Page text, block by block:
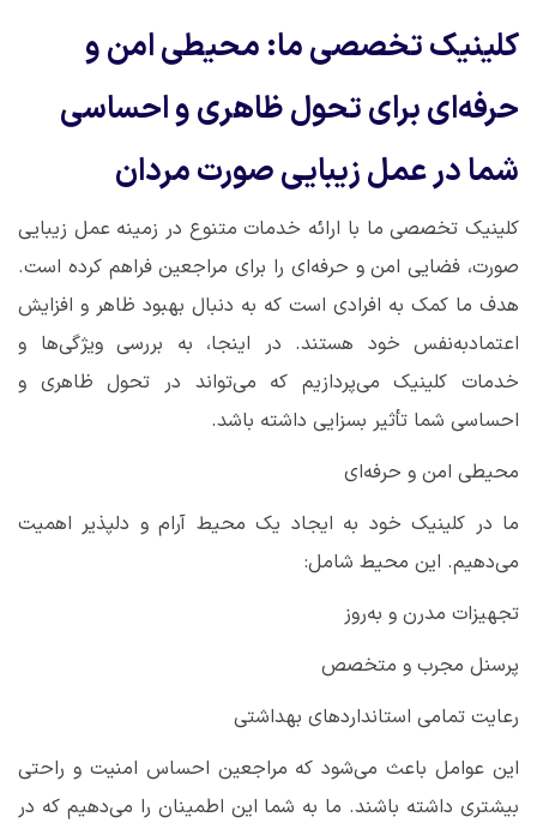
کلینیک تخصصی ما: محیطی امن و
حرفه‌ای برای تحول ظاهری و احساسی
شما در عمل زیبایی صورت مردان
کلینیک تخصصی ما با ارائه خدمات متنوع در زمینه عمل زیبایی
صورت، فضایی امن و حرفه‌ای را برای مراجعین فراهم کرده است.
هدف ما کمک به افرادی است که به دنبال بهبود ظاهر و افزایش
اعتمادبه‌نفس خود هستند. در اینجا، به بررسی ویژگی‌ها و
خدمات کلینیک می‌پردازیم که می‌تواند در تحول ظاهری و
احساسی شما تأثیر بسزایی داشته باشد.
محیطی امن و حرفه‌ای
ما در کلینیک خود به ایجاد یک محیط آرام و دلپذیر اهمیت
می‌دهیم. این محیط شامل:
تجهیزات مدرن و به‌روز
پرسنل مجرب و متخصص
رعایت تمامی استانداردهای بهداشتی
این عوامل باعث می‌شود که مراجعین احساس امنیت و راحتی
بیشتری داشته باشند. ما به شما این اطمینان را می‌دهیم که در